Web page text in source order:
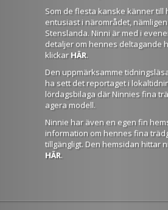
Som de flesta kanske känner till
entusiast i närområdet,
Stenslanda. Ninni är med i
detaljer om hennes deltagande
klickar HÄR.
Den uppmärksamme
ha sett det reportaget i
lördagsbilaga där Ninnies fina
agera modell.
Ninnie har även en egen fin
information om hennes fina
tillgängligt. Den hemsidan hittar
HÄR.